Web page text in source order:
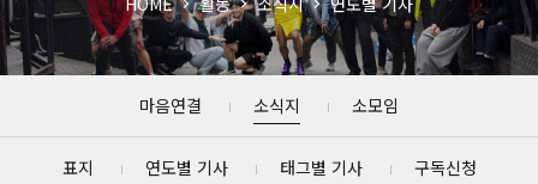
마음연결 소식지 소모임
표지 연도별 기사 태그별 기사 구독신청